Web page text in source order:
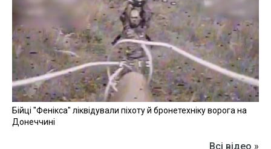
Бійці "Фенікса" ліквідували піхоту й бронетехніку ворога на
Донеччині
Всі відео »